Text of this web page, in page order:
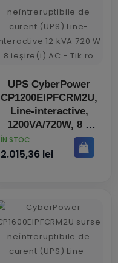
UPS CyberPower
CP1200EIPFCRM2U,
Line-interactive,
1200VA/720W, 8 x
IEC C13, 1 x IEC
C14, Protectie
PRET
ÎN STOC
2.015,36 lei